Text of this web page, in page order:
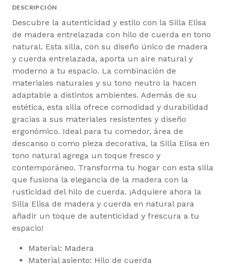
DESCRIPCIÓN
Descubre la autenticidad y estilo con la Silla Elisa
de madera entrelazada con hilo de cuerda en tono
natural. Esta silla, con su diseño único de madera
y cuerda entrelazada, aporta un aire natural y
moderno a tu espacio. La combinación de
materiales naturales y su tono neutro la hacen
adaptable a distintos ambientes. Además de su
estética, esta silla ofrece comodidad y durabilidad
gracias a sus materiales resistentes y diseño
ergonómico. Ideal para tu comedor, área de
descanso o como pieza decorativa, la Silla Elisa en
tono natural agrega un toque fresco y
contemporáneo. Transforma tu hogar con esta silla
que fusiona la elegancia de la madera con la
rusticidad del hilo de cuerda. ¡Adquiere ahora la
Silla Elisa de madera y cuerda en natural para
añadir un toque de autenticidad y frescura a tu
espacio!
Material: Madera
Material asiento: Hilo de cuerda